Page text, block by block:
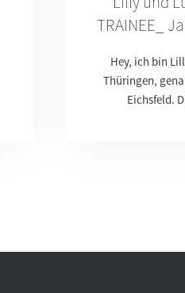
TRAINEE_
Hey, ich bin
Thüringen,
Eichsfeld.